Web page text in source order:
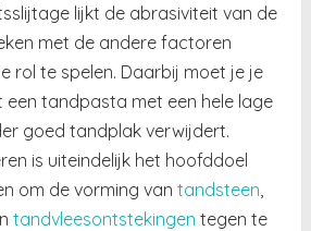
lijkt de abrasiviteit van de
met de andere factoren
rol te spelen. Daarbij moet je je
een tandpasta met een hele lage
goed tandplak verwijdert.
is uiteindelijk het hoofddoel
om de vorming vantandsteen
tandvleesontstekingen tegen te